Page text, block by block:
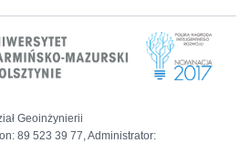
Geoinżynierii
89 523 39 77, Administrator: